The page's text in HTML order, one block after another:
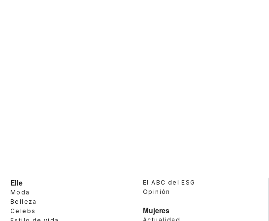
Elle
Moda
Belleza
Celebs
El ABC del ESG
Opinión
Mujeres